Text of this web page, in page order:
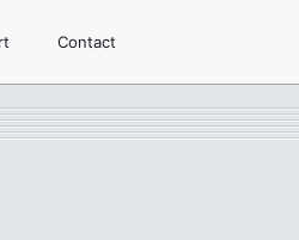
Contact